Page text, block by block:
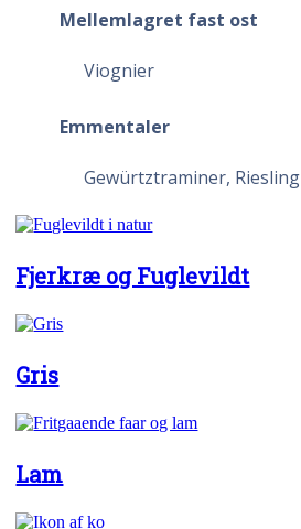
Mellemlagret fast ost
Viognier
Emmentaler
Gewürtztraminer, Riesling
Fjerkræ og Fuglevildt
Gris
Lam